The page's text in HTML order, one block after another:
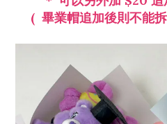
( 畢業帽追加後則不能